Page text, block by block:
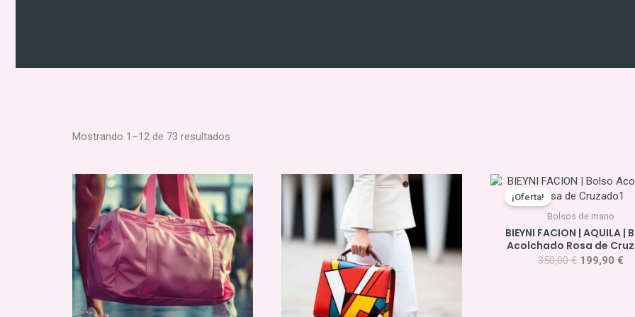
Mostrando 1–12 de 73 resultados
¡Oferta!
Bolsos de mano
BIEYNI FACION | AQUILA |
Acolchado Rosa de
350,00€
El
precio
original
350,00 €.
199,90 €
El